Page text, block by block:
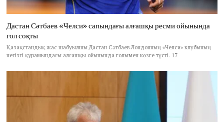
Дастан Сәтбаев «Челси» сапындағы алғашқы ресми ойынында
гол соқты
Қазақстандық жас шабуылшы Дастан Сәтбаев Лондонның «Челси» клубының
негізгі құрамындағы алғашқы ойынында голымен көзге түсті. 17